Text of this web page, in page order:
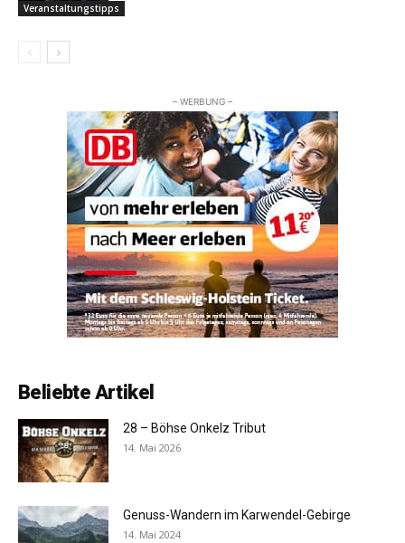
Veranstaltungstipps
– WERBUNG –
Beliebte Artikel
28 – Böhse Onkelz Tribut
14. Mai 2026
Genuss-Wandern im Karwendel-Gebirge
14. Mai 2024